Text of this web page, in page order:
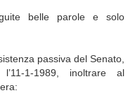
belle parole e solo
passiva del Senato,
1-1989, inoltrare al